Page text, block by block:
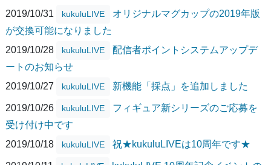
2019/10/31
kukuluLIVE
オリジナルマグカップの2019年版
が交換可能になりました
2019/10/28
kukuluLIVE
配信者ポイントシステムアップデ
ートのお知らせ
2019/10/27
kukuluLIVE 新機能「採点」を追加しました
2019/10/26 kukuluLIVE
フィギュア新シリーズのご応募を
受け付け中です
2019/10/18
kukuluLIVE 祝★kukuluLIVEは10周年です★